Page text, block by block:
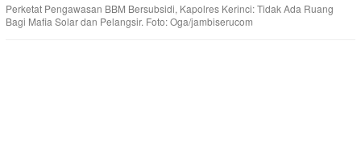
Perketat Pengawasan BBM Bersubsidi, Kapolres Kerinci: Tidak Ada Ruang
Bagi Mafia Solar dan Pelangsir. Foto: Oga/jambiserucom